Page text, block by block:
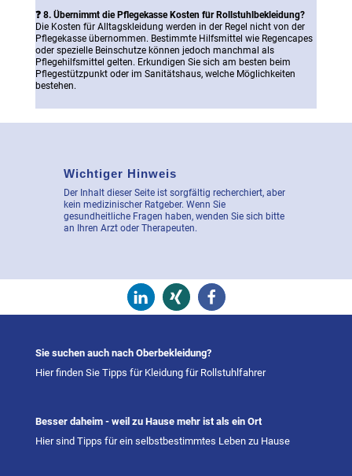
❓ 8. Übernimmt die Pflegekasse Kosten für Rollstuhlbekleidung?
Die Kosten für Alltagskleidung werden in der Regel nicht von der
Pflegekasse übernommen. Bestimmte Hilfsmittel wie Regencapes
oder spezielle Beinschutze können jedoch manchmal als
Pflegehilfsmittel gelten. Erkundigen Sie sich am besten beim
Pflegestützpunkt oder im Sanitätshaus, welche Möglichkeiten
bestehen.
Wichtiger Hinweis
Der Inhalt dieser Seite ist sorgfältig recherchiert, aber
kein medizinischer Ratgeber. Wenn Sie
gesundheitliche Fragen haben, wenden Sie sich bitte
an Ihren Arzt oder Therapeuten.
Sie suchen auch nach Oberbekleidung?
Hier finden Sie Tipps für Kleidung für Rollstuhlfahrer
Besser daheim - weil zu Hause mehr ist als ein Ort
Hier sind Tipps für ein selbstbestimmtes Leben zu Hause